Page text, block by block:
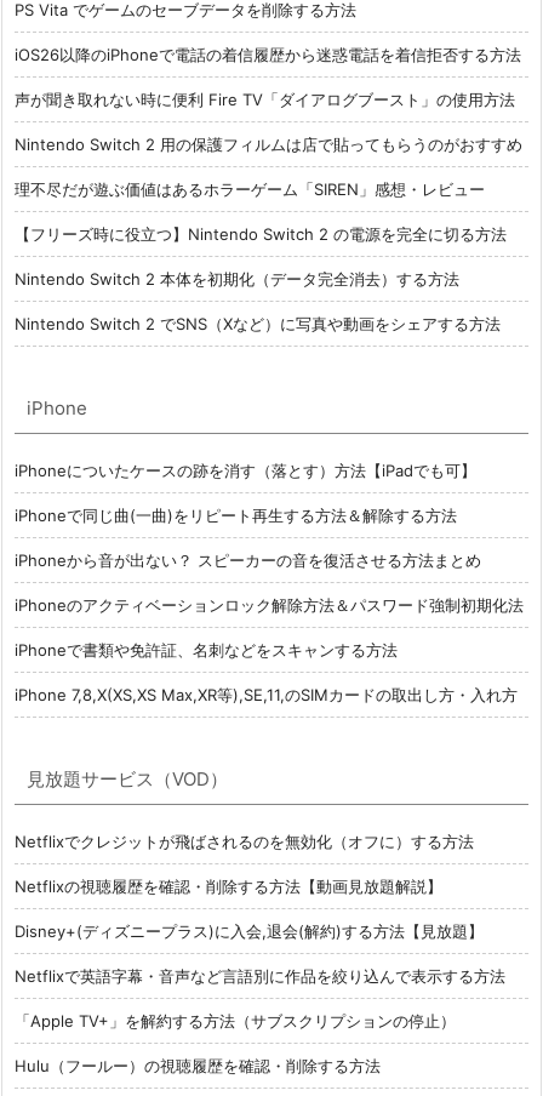
PS Vita でゲームのセーブデータを削除する方法
iOS26以降のiPhoneで電話の着信履歴から迷惑電話を着信拒否する方法
声が聞き取れない時に便利 Fire TV「ダイアログブースト」の使用方法
Nintendo Switch 2 用の保護フィルムは店で貼ってもらうのがおすすめ
理不尽だが遊ぶ価値はあるホラーゲーム「SIREN」感想・レビュー
【フリーズ時に役立つ】Nintendo Switch 2 の電源を完全に切る方法
Nintendo Switch 2 本体を初期化（データ完全消去）する方法
Nintendo Switch 2 でSNS（Xなど）に写真や動画をシェアする方法
iPhone
iPhoneについたケースの跡を消す（落とす）方法【iPadでも可】
iPhoneで同じ曲(一曲)をリピート再生する方法＆解除する方法
iPhoneから音が出ない？ スピーカーの音を復活させる方法まとめ
iPhoneのアクティベーションロック解除方法＆パスワード強制初期化法
iPhoneで書類や免許証、名刺などをスキャンする方法
iPhone 7,8,X(XS,XS Max,XR等),SE,11,のSIMカードの取出し方・入れ方
見放題サービス（VOD）
Netflixでクレジットが飛ばされるのを無効化（オフに）する方法
Netflixの視聴履歴を確認・削除する方法【動画見放題解説】
Disney+(ディズニープラス)に入会,退会(解約)する方法【見放題】
Netflixで英語字幕・音声など言語別に作品を絞り込んで表示する方法
「Apple TV+」を解約する方法（サブスクリプションの停止）
Hulu（フールー）の視聴履歴を確認・削除する方法